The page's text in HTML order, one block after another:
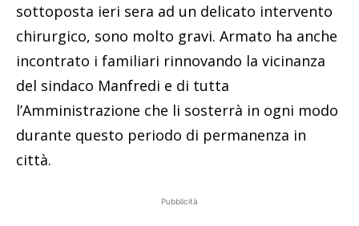
sottoposta ieri sera ad un delicato intervento
chirurgico, sono molto gravi. Armato ha anche
incontrato i familiari rinnovando la vicinanza
del sindaco Manfredi e di tutta
l’Amministrazione che li sosterrà in ogni modo
durante questo periodo di permanenza in
città.
Pubblicità